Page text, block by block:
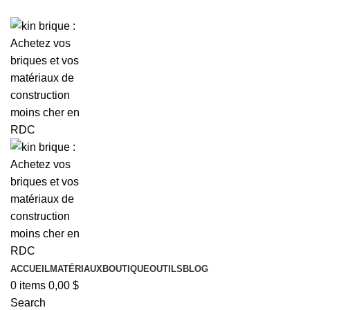
ACCUEILMATÉRIAUXBOUTIQUEOUTILS BLOG
0 items 0,00 $
Search